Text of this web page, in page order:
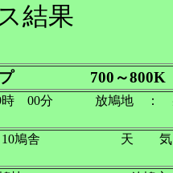
結果
ップ 700～800K
分 放鳩地 ： 射
10鳩舎 天 気